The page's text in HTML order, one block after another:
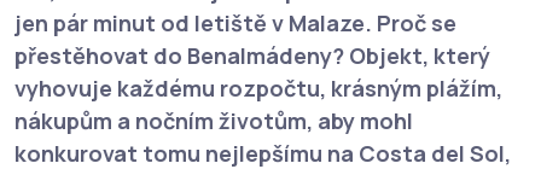
jen pár minut od letiště v Malaze. Proč se
přestěhovat do Benalmádeny? Objekt, který
vyhovuje každému rozpočtu, krásným plážím,
nákupům a nočním životům, aby mohl
konkurovat tomu nejlepšímu na Costa del Sol,